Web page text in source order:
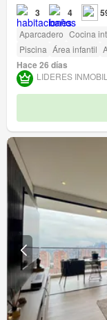
3 4
Aparcadero Cocina
Piscina Área infantil
Hace 26 días
LIDERES